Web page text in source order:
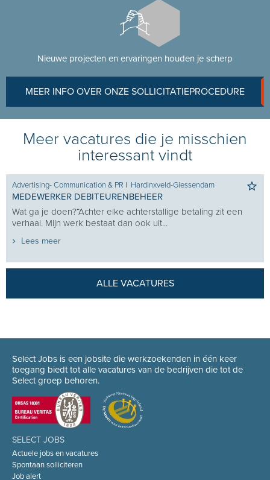
Nieuwe projecten en ervaringen houden je scherp
MEER INFO OVER ONZE SOLLICITATIEPROCEDURE
Meer vacatures die je misschien
interessant vindt
Advertising- Communication & PR I Hardinxveld-Giessendam
MEDEWERKER DEBITEURENBEHEER
Wat ga je doen?“Achter elke achterstallige betaling zit een
verhaal. Mijn werk bestaat dan ook uit...
Lees meer
ALLE VACATURES
Select Jobs is een jobsite die werkzoekenden in één keer
toegang biedt tot alle vacatures van de bedrijven die tot de
Select groep behoren.
SELECT JOBS
Actuele jobs en vacatures
Spontaan solliciteren
Job alert